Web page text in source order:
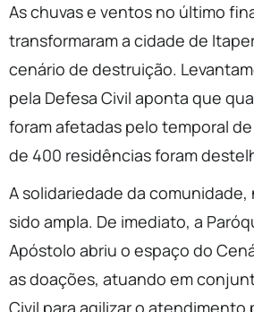
As chuvas e ventos no último
transformaram a cidade de
cenário de destruição.
pela Defesa Civil aponta que
foram afetadas pelo temporal
de 400 residências foram
A solidariedade da
sido ampla. De imediato, a
Apóstolo abriu o espaço do
as doações, atuando em